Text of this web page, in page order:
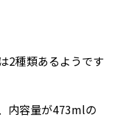
2種類あるようです
内容量が473mlの